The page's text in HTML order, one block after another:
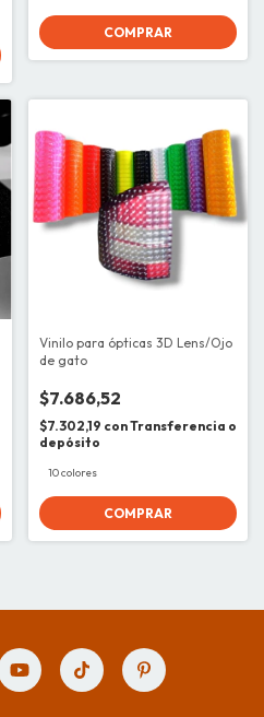
COMPRAR
Vinilo para ópticas 3D Lens/Ojo
de gato
$7.686,52
$7.302,19 conTransferencia o
depósito
10 colores
COMPRAR